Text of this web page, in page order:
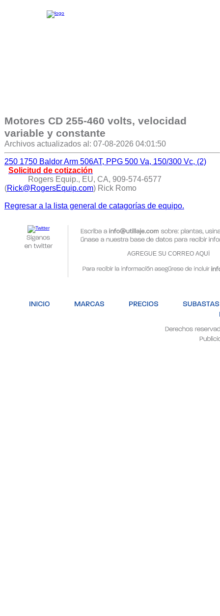
Motores CD 255-460 volts, velocidad
variable y constante
Archivos actualizados al: 07-08-2026 04:01:50
250 1750 Baldor Arm 506AT, PPG 500 Va, 150/300 Vc, (2)
Solicitud de cotización
Rogers Equip., EU, CA, 909-574-6577
(Rick@RogersEquip.com) Rick Romo
Regresar a la lista general de catagorías de equipo.